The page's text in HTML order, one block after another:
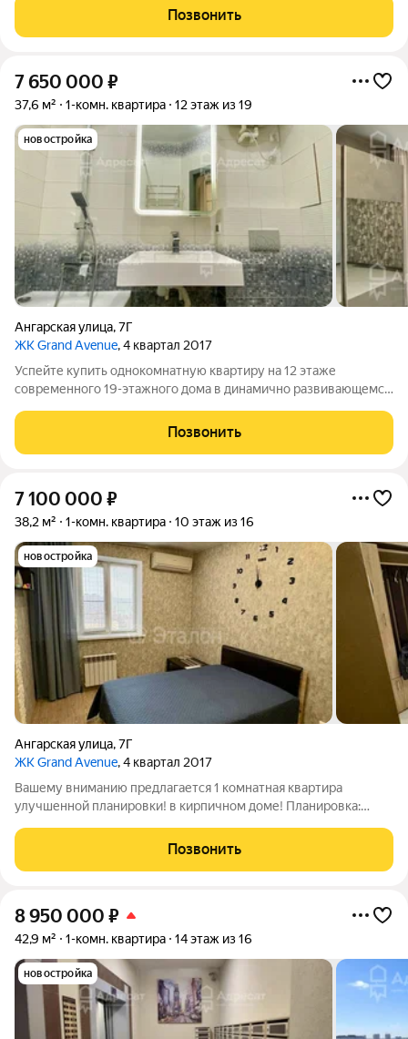
Общая площадь 157.5 кв.м. В квартире произведён
качественный евроремонт из дорогих
Позвонить
7 650 000 ₽
37,6 м² 1-комн. квартира 12 этаж из 19
новостройка
Ангарская улица,7Г
ЖК Grand Avenue, 4 квартал 2017
Успейте купить однокомнатную квартиру на 12 этаже
современного 19-этажного дома в динамично развивающемся
Современная архитектура квартала с контролем доступа и
стильным пространством двора с
Позвонить
7 100 000 ₽
38,2 м² 1-комн. квартира 10 этаж из 16
новостройка
Ангарская улица,7Г
ЖК Grand Avenue, 4 квартал 2017
Вашему вниманию предлагается 1 комнатная квартира
улучшенной планировки! в кирпичном доме! Планировка:
совмещенный санузел, - ванная комната облицована
современной плиткой, - Вместительная
Позвонить
8 950 000 ₽
42,9 м² 1-комн. квартира 14 этаж из 16
новостройка